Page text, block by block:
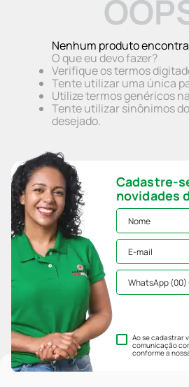
Nenhum produto
O que eu devo fazer?
Verifique os termos
Tente utilizar uma única
Utilize termos genéricos
Tente utilizar sinônimos
desejado.
Cadastre-
novidades
Ao se cadastrar
comunicação
conforme a